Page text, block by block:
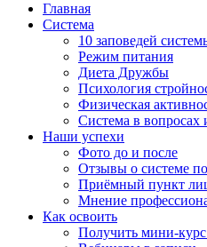
Главная
Система
10 заповедей
Режим питания
Диета Дружбы
Психология
Физическая
Система в вопросах
Наши успехи
Фото до и после
Отзывы о системе
Приёмный пункт
Мнение
Как освоить
Получить мини-